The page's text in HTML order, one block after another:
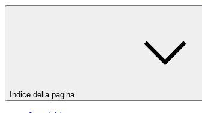
Indice della pagina